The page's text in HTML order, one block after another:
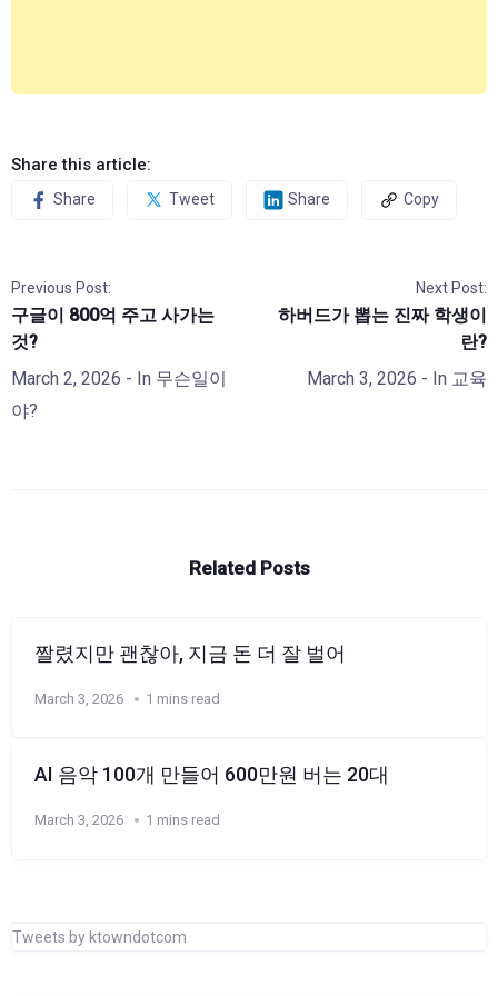
Share this article:
Share Tweet Share Copy
Previous Post:
구글이 800억 주고 사가는
것?
March 2, 2026 - In 무슨일이
야?
Next Post:
하버드가 뽑는 진짜 학생이
란?
March 3, 2026 - In 교육
Related Posts
짤렸지만 괜찮아, 지금 돈 더 잘 벌어
March 3, 2026 1 mins read
AI 음악 100개 만들어 600만원 버는 20대
March 3, 2026 1 mins read
Tweets by ktowndotcom